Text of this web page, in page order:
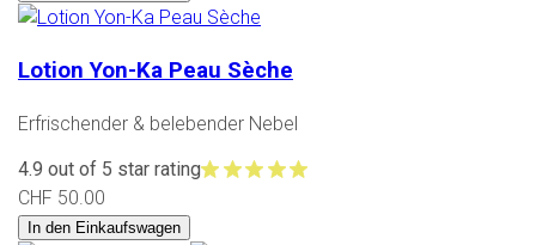
Lotion Yon-Ka Peau Sèche
Erfrischender & belebender Nebel
4.9 out of 5 star rating
CHF 50.00
In den Einkaufswagen